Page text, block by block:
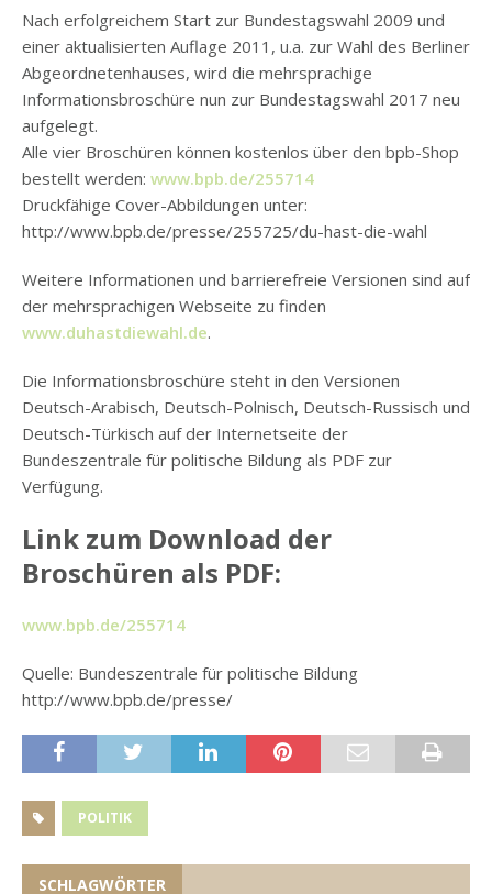
Nach erfolgreichem Start zur Bundestagswahl 2009 und
einer aktualisierten Auflage 2011, u.a. zur Wahl des Berliner
Abgeordnetenhauses, wird die mehrsprachige
Informationsbroschüre nun zur Bundestagswahl 2017 neu
aufgelegt.
Alle vier Broschüren können kostenlos über den bpb-Shop
bestellt werden: www.bpb.de/255714
Druckfähige Cover-Abbildungen unter:
http://www.bpb.de/presse/255725/du-hast-die-wahl
Weitere Informationen und barrierefreie Versionen sind auf
der mehrsprachigen Webseite zu finden
www.duhastdiewahl.de.
Die Informationsbroschüre steht in den Versionen
Deutsch-Arabisch, Deutsch-Polnisch, Deutsch-Russisch und
Deutsch-Türkisch auf der Internetseite der
Bundeszentrale für politische Bildung als PDF zur
Verfügung.
Link zum Download der
Broschüren als PDF:
www.bpb.de/255714
Quelle: Bundeszentrale für politische Bildung
http://www.bpb.de/presse/
POLITIK
SCHLAGWÖRTER